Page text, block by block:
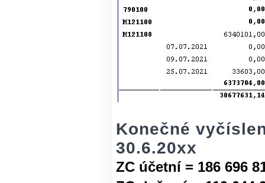
Konečné
30.6.20xx
ZC účetní = 186 696